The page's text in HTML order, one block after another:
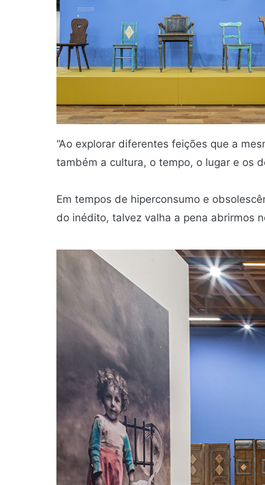
“Ao explorar diferentes feições que a
também a cultura, o tempo, o lugar e os
Em tempos de hiperconsumo e
do inédito, talvez valha a pena abrirmos